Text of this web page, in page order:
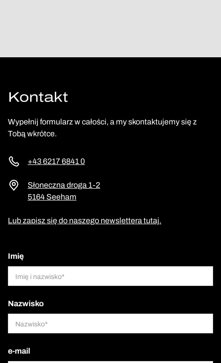
Kontakt
Wypełnij formularz w całości, a my skontaktujemy się z
Tobą wkrótce.
+43 6217 6841 0
Słoneczna droga 1-2
5164 Seeham
Lub zapisz się do naszego newslettera tutaj.
Imię
Nazwisko
e-mail